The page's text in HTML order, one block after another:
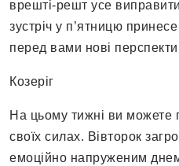
врешті-решт усе
зустріч у п’ятницю принесе
перед вами нові
Козеріг
На цьому тижні ви можете
своїх силах. Вівторок
емоційно напруженим